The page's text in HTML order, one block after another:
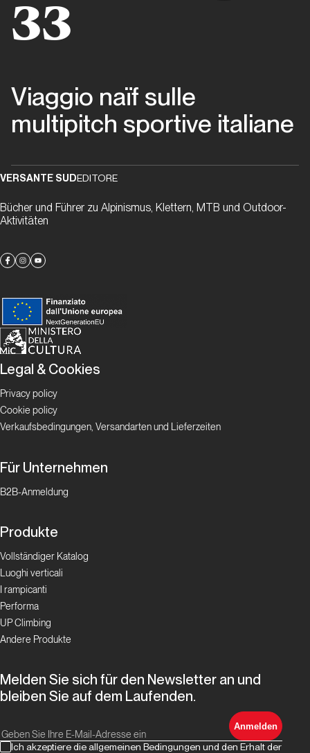
papere
Piemonte
Pio
Prega
Noi
Cristallina
Valle d'Aosta
Via
‘94
d'Aosta
Pane
e
uva
per
tutti
Panico
Salamico
Lombardia
33
Viaggio naïf sulle
multipitch sportive italiane
VERSANTE SUDEDITORE
Bücher und Führer zu Alpinismus, Klettern, MTB und Outdoor-
Aktivitäten
Legal & Cookies
Privacy policy
Cookie policy
Verkaufsbedingungen, Versandarten und Lieferzeiten
Für Unternehmen
B2B-Anmeldung
Produkte
Vollständiger Katalog
Luoghi verticali
I rampicanti
Performa
UP Climbing
Andere Produkte
Melden Sie sich für den Newsletter an und
bleiben Sie auf dem Laufenden.
Anmelden
Ich akzeptiere die allgemeinen Bedingungen und den Erhalt der